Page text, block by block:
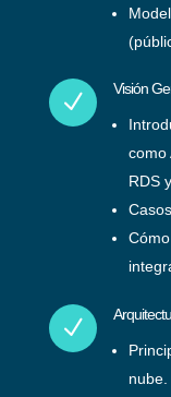
N Visión
como
RDS
N
nube.